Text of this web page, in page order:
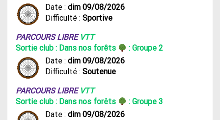
Date : dim 09/08/2026
Difficulté : Sportive
PARCOURS LIBRE VTT
Sortie club : Dans nos forêts
: Groupe 2
Date : dim 09/08/2026
Difficulté : Soutenue
PARCOURS LIBRE VTT
Sortie club : Dans nos forêts
: Groupe 3
Date : dim 09/08/2026